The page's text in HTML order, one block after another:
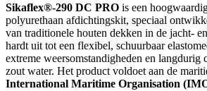
Sikaflex®-290 DC PRO is een
polyurethaan afdichtingskit, speciaal
van traditionele houten dekken in de jacht-
hardt uit tot een flexibel, schuurbaar
extreme weersomstandigheden en langdurig
zout water. Het product voldoet aan de
International Maritime Organisation